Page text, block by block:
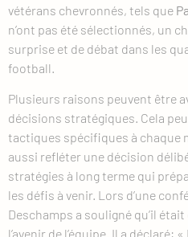
vétérans chevronnés, tels que
n’ont pas été sélectionnés, un
surprise et de débat dans les
football.
Plusieurs raisons peuvent être
décisions stratégiques. Cela
tactiques spécifiques à chaque
aussi refléter une décision
stratégies à long terme qui
les défis à venir. Lors d’une
Deschamps a souligné qu’il
l’avenir de l’équipe. Il a déclaré: